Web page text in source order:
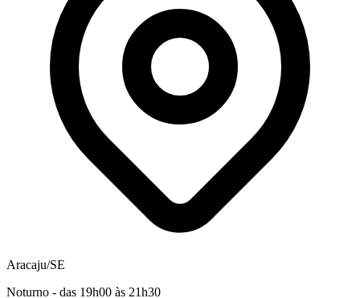
Aracaju/SE
Noturno - das 19h00 às 21h30